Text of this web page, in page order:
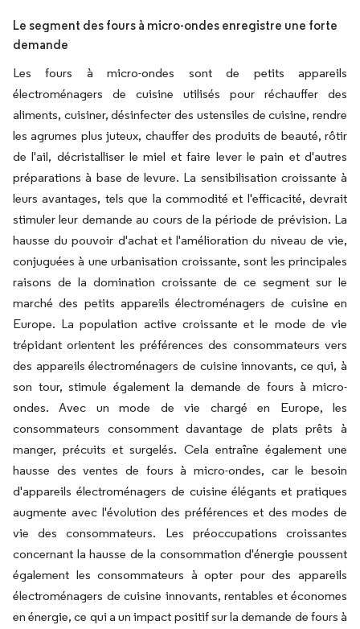
Le segment des fours à micro-ondes enregistre une forte
demande
Les fours à micro-ondes sont de petits appareils
électroménagers de cuisine utilisés pour réchauffer des
aliments, cuisiner, désinfecter des ustensiles de cuisine, rendre
les agrumes plus juteux, chauffer des produits de beauté, rôtir
de l'ail, décristalliser le miel et faire lever le pain et d'autres
préparations à base de levure. La sensibilisation croissante à
leurs avantages, tels que la commodité et l'efficacité, devrait
stimuler leur demande au cours de la période de prévision. La
hausse du pouvoir d'achat et l'amélioration du niveau de vie,
conjuguées à une urbanisation croissante, sont les principales
raisons de la domination croissante de ce segment sur le
marché des petits appareils électroménagers de cuisine en
Europe. La population active croissante et le mode de vie
trépidant orientent les préférences des consommateurs vers
des appareils électroménagers de cuisine innovants, ce qui, à
son tour, stimule également la demande de fours à micro-
ondes. Avec un mode de vie chargé en Europe, les
consommateurs consomment davantage de plats prêts à
manger, précuits et surgelés. Cela entraîne également une
hausse des ventes de fours à micro-ondes, car le besoin
d'appareils électroménagers de cuisine élégants et pratiques
augmente avec l'évolution des préférences et des modes de
vie des consommateurs. Les préoccupations croissantes
concernant la hausse de la consommation d'énergie poussent
également les consommateurs à opter pour des appareils
électroménagers de cuisine innovants, rentables et économes
en énergie, ce qui a un impact positif sur la demande de fours à